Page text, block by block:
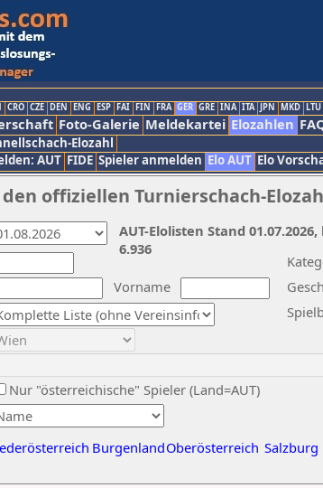
CRO CZE DEN ENG ESP FAI FIN FRA GER GRE INA ITA JPN MKD LTU
Foto-Galerie Meldekartei Elozahlen
Elozahl
AUT FIDE Spieler anmelden Elo AUT Elo
offiziellen Turnierschach-
Vorname
Nur "österreichische" Spieler (Land=AUT)
BurgenlandOberösterreich Salzburg
AUT-Elolisten Stand
6.936